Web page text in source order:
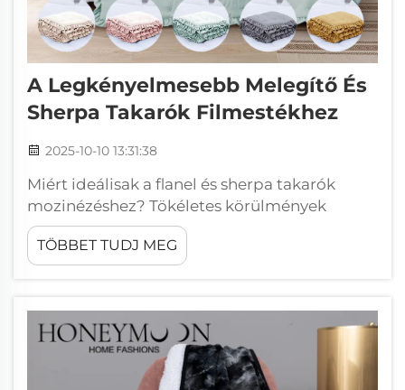
A Legkényelmesebb Melegítő És
Sherpa Takarók Filmestékhez
2025-10-10 13:31:38
Miért ideálisak a flanel és sherpa takarók
mozinézéshez? Tökéletes körülmények
kényelmes beltéri pihenéshez puha dobálók
segítségével. A flanel és sherpa takarók szinte
varázslatos hatásúak, ha mozinap hangulatról
amennyire szükség van...
TÖBBET TUDJ MEG